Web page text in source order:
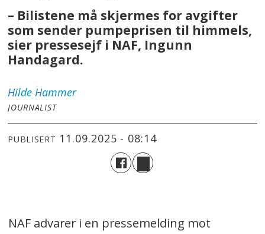
– Bilistene må skjermes for avgifter
som sender pumpeprisen til himmels,
sier pressesejf i NAF, Ingunn
Handagard.
Hilde Hammer
JOURNALIST
PUBLISERT 11.09.2025 - 08:14
NAF advarer i en pressemelding mot